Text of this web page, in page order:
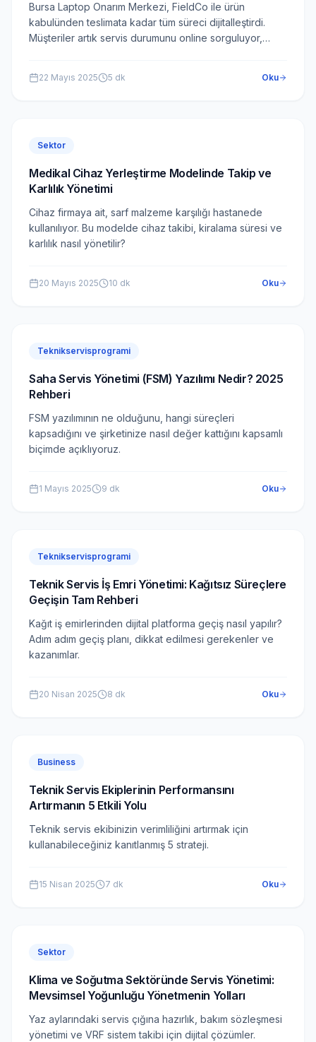
Bursa Laptop Onarım Merkezi, FieldCo ile ürün
kabulünden teslimata kadar tüm süreci dijitalleştirdi.
Müşteriler artık servis durumunu online sorguluyor,
22 Mayıs 2025 5 dk Oku
Sektor
Medikal Cihaz Yerleştirme Modelinde Takip ve
Karlılık Yönetimi
Cihaz firmaya ait, sarf malzeme karşılığı hastanede
kullanılıyor. Bu modelde cihaz takibi, kiralama süresi ve
karlılık nasıl yönetilir?
20 Mayıs 2025 10 dk Oku
Teknikservisprogrami
Saha Servis Yönetimi (FSM) Yazılımı Nedir? 2025
Rehberi
FSM yazılımının ne olduğunu, hangi süreçleri
kapsadığını ve şirketinize nasıl değer kattığını kapsamlı
biçimde açıklıyoruz.
1 Mayıs 2025 9 dk Oku
Teknikservisprogrami
Teknik Servis İş Emri Yönetimi: Kağıtsız Süreçlere
Geçişin Tam Rehberi
Kağıt iş emirlerinden dijital platforma geçiş nasıl yapılır?
Adım adım geçiş planı, dikkat edilmesi gerekenler ve
kazanımlar.
20 Nisan 2025 8 dk Oku
Business
Teknik Servis Ekiplerinin Performansını
Artırmanın 5 Etkili Yolu
Teknik servis ekibinizin verimliliğini artırmak için
kullanabileceğiniz kanıtlanmış 5 strateji.
15 Nisan 2025 7 dk Oku
Sektor
Klima ve Soğutma Sektöründe Servis Yönetimi:
Mevsimsel Yoğunluğu Yönetmenin Yolları
Yaz aylarındaki servis çığına hazırlık, bakım sözleşmesi
yönetimi ve VRF sistem takibi için dijital çözümler.